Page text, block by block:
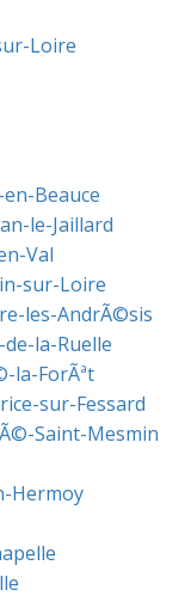
Loire
Beauce
le-Jaillard
Val
sur-Loire
les-AndrÃ©sis
la-Ruelle
la-ForÃªt
sur-Fessard
Saint-Mesmin
Hermoy